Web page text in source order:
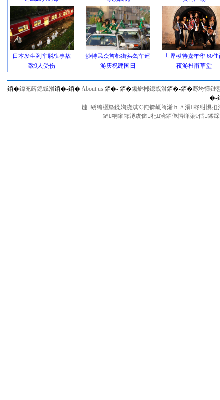
日本发生列车脱轨事故
致9人受伤
沙特民众首都街头驾车巡
游庆祝建国日
世界模特嘉年华 60佳
夜游杜甫草堂
銆�鍏充簬鎴戜滑銆�-銆� About us 銆�- 銆�鑱旂郴鎴戜滑銆�-銆�骞垮憡鏈
�-
鏈綉绔欐墍鍒婅浇淇℃伅锛屼笉浠ｈ〃涓柊绀惧
鏈粡鎺堟潈绂佹杞浇銆佹憳缂栥€佸鍒